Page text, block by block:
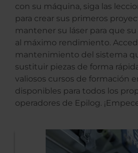
con su máquina, siga las
para crear sus primeros
mantener su láser para que
al máximo rendimiento.
mantenimiento del sistema
sustituir piezas de forma
valiosos cursos de formación
disponibles para todos los
operadores de Epilog.